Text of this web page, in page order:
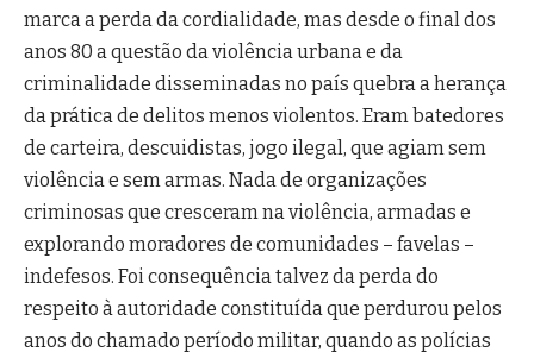
marca a perda da cordialidade, mas desde o final dos
anos 80 a questão da violência urbana e da
criminalidade disseminadas no país quebra a herança
da prática de delitos menos violentos. Eram batedores
de carteira, descuidistas, jogo ilegal, que agiam sem
violência e sem armas. Nada de organizações
criminosas que cresceram na violência, armadas e
explorando moradores de comunidades – favelas –
indefesos. Foi consequência talvez da perda do
respeito à autoridade constituída que perdurou pelos
anos do chamado período militar, quando as polícias